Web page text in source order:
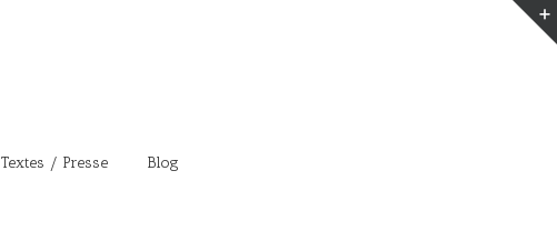
Textes / Presse Blog